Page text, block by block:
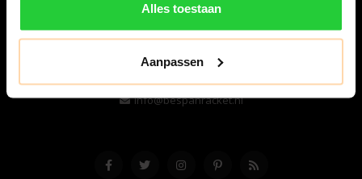
Alles toestaan
Aanpassen
8224 AA Lelystad
Nederland
06-57276080
info@bespanracket.nl